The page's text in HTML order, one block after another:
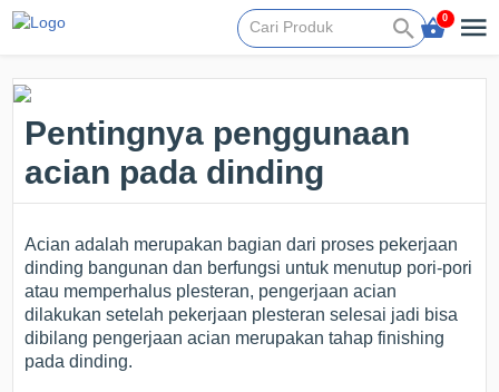
0
Pentingnya penggunaan
acian pada dinding
Acian adalah merupakan bagian dari proses pekerjaan
dinding bangunan dan berfungsi untuk menutup pori-pori
atau memperhalus plesteran, pengerjaan acian
dilakukan setelah pekerjaan plesteran selesai jadi bisa
dibilang pengerjaan acian merupakan tahap finishing
pada dinding.